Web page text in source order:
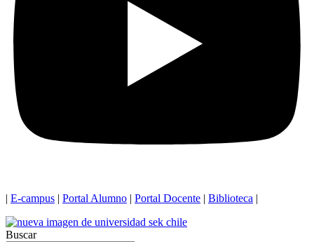
| E-campus | Portal Alumno | Portal Docente | Biblioteca |
Buscar